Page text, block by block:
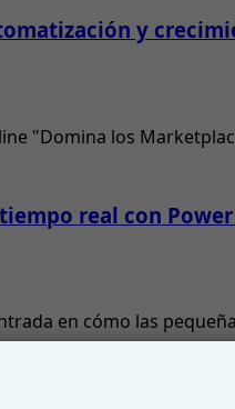
y
"Domina los
real con
en cómo las